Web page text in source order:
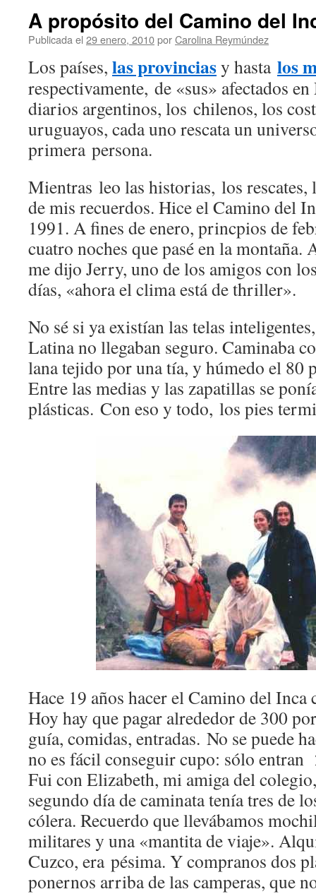
A propósito del Camino del
Publicada el 29 enero, 2010porCarolina Reymúndez
Los países, las provinciasy hasta los
respectivamente, de «sus» afectados
diarios argentinos, los chilenos, los
uruguayos, cada uno rescata un
primera persona.
Mientras leo las historias, los rescates,
de mis recuerdos. Hice el Camino del
1991. A fines de enero, princpios de
cuatro noches que pasé en la
me dijo Jerry, uno de los amigos con
días, «ahora el clima está de thriller».
No sé si ya existían las telas
Latina no llegaban seguro. Caminaba
lana tejido por una tía, y húmedo el 80
Entre las medias y las zapatillas se
plásticas. Con eso y todo, los pies
Hace 19 años hacer el Camino del Inca
Hoy hay que pagar alrededor de 300
guía, comidas, entradas. No se puede
no es fácil conseguir cupo: sólo entran
Fui con Elizabeth, mi amiga del
segundo día de caminata tenía tres de
cólera. Recuerdo que llevábamos
militares y una «mantita de viaje».
Cuzco, era pésima. Y compranos dos
ponernos arriba de las camperas, que